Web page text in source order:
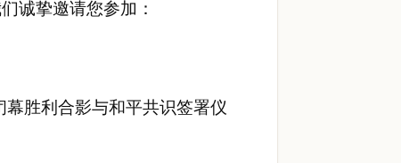
诚挚邀请您参加：
胜利合影与和平共识签署仪